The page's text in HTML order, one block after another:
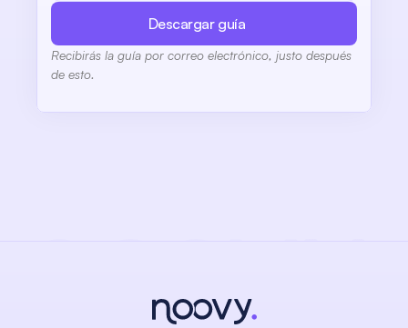
Descargar guía
Recibirás la guía por correo electrónico, justo después
de esto.